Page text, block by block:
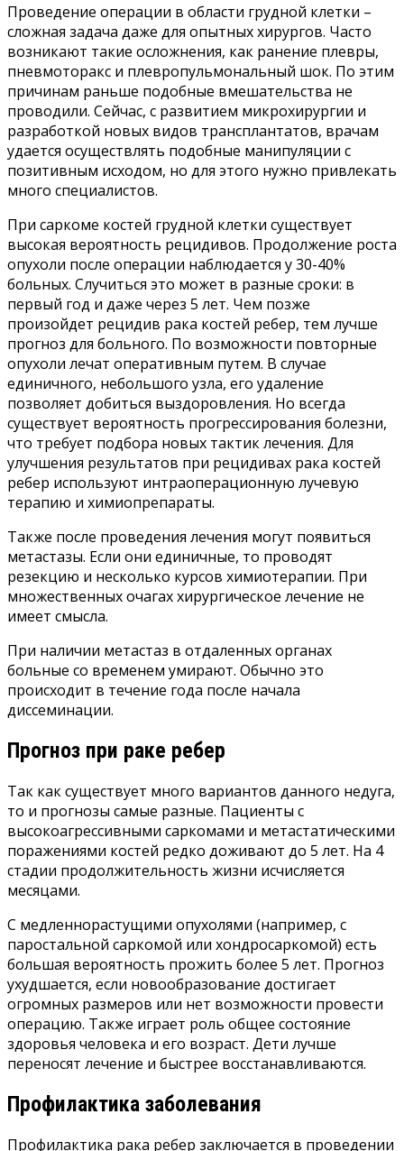
Проведение операции в области грудной клетки –
сложная задача даже для опытных хирургов. Часто
возникают такие осложнения, как ранение плевры,
пневмоторакс и плевропульмональный шок. По этим
причинам раньше подобные вмешательства не
проводили. Сейчас, с развитием микрохирургии и
разработкой новых видов трансплантатов, врачам
удается осуществлять подобные манипуляции с
позитивным исходом, но для этого нужно привлекать
много специалистов.
При саркоме костей грудной клетки существует
высокая вероятность рецидивов. Продолжение роста
опухоли после операции наблюдается у 30-40%
больных. Случиться это может в разные сроки: в
первый год и даже через 5 лет. Чем позже
произойдет рецидив рака костей ребер, тем лучше
прогноз для больного. По возможности повторные
опухоли лечат оперативным путем. В случае
единичного, небольшого узла, его удаление
позволяет добиться выздоровления. Но всегда
существует вероятность прогрессирования болезни,
что требует подбора новых тактик лечения. Для
улучшения результатов при рецидивах рака костей
ребер используют интраоперационную лучевую
терапию и химиопрепараты.
Также после проведения лечения могут появиться
метастазы. Если они единичные, то проводят
резекцию и несколько курсов химиотерапии. При
множественных очагах хирургическое лечение не
имеет смысла.
При наличии метастаз в отдаленных органах
больные со временем умирают. Обычно это
происходит в течение года после начала
диссеминации.
Прогноз при раке ребер
Так как существует много вариантов данного недуга,
то и прогнозы самые разные. Пациенты с
высокоагрессивными саркомами и метастатическими
поражениями костей редко доживают до 5 лет. На 4
стадии продолжительность жизни исчисляется
месяцами.
С медленнорастущими опухолями (например, с
паростальной саркомой или хондросаркомой) есть
большая вероятность прожить более 5 лет. Прогноз
ухудшается, если новообразование достигает
огромных размеров или нет возможности провести
операцию. Также играет роль общее состояние
здоровья человека и его возраст. Дети лучше
переносят лечение и быстрее восстанавливаются.
Профилактика заболевания
Профилактика рака ребер заключается в проведении